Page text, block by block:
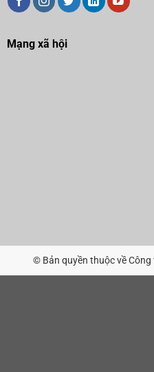
Mạng xã hội
© Bản quyền thuộc về Công